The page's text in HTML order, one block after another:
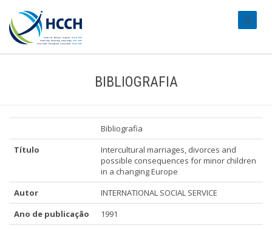
BIBLIOGRAFIA
Bibliografia
Título
Intercultural marriages, divorces and
possible consequences for minor children
in a changing Europe
Autor
INTERNATIONAL SOCIAL SERVICE
Ano de publicação
1991